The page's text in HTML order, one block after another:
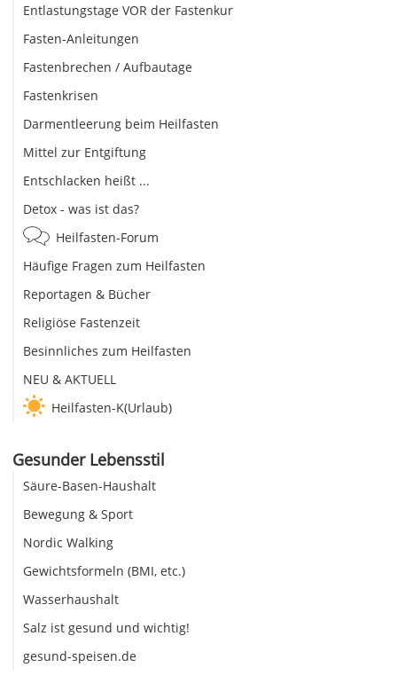
Entlastungstage VOR der Fastenkur
Fasten-Anleitungen
Fastenbrechen / Aufbautage
Fastenkrisen
Darmentleerung beim Heilfasten
Mittel zur Entgiftung
Entschlacken heißt ...
Detox - was ist das?
Heilfasten-Forum
Häufige Fragen zum Heilfasten
Reportagen & Bücher
Religiöse Fastenzeit
Besinnliches zum Heilfasten
NEU & AKTUELL
Heilfasten-K(Urlaub)
Gesunder Lebensstil
Säure-Basen-Haushalt
Bewegung & Sport
Nordic Walking
Gewichtsformeln (BMI, etc.)
Wasserhaushalt
Salz ist gesund und wichtig!
gesund-speisen.de